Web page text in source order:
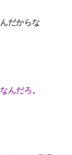
だからな
んだろ。